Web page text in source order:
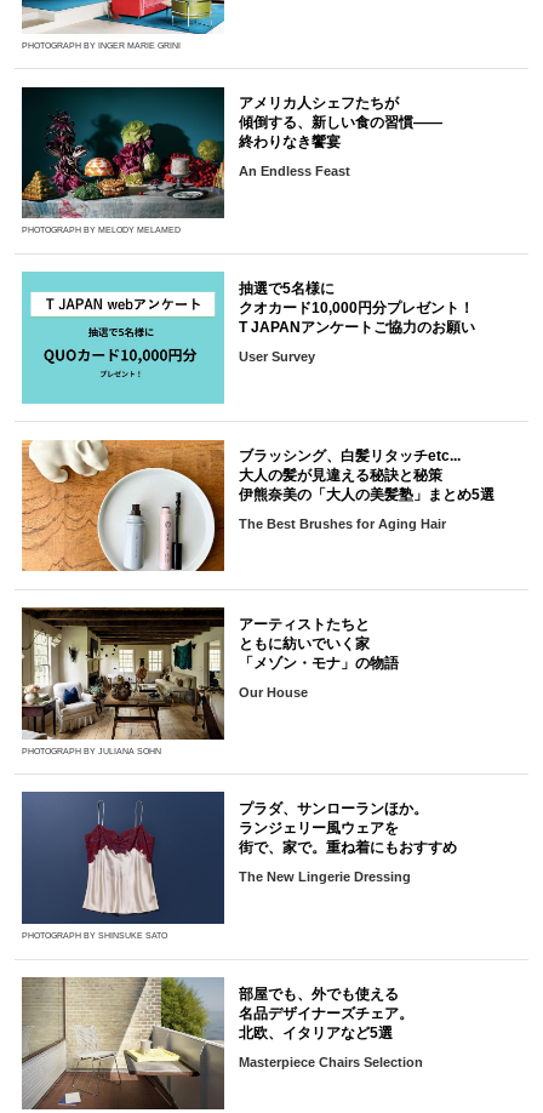
PHOTOGRAPH BY INGER MARIE GRINI
PHOTOGRAPH BY MELODY MELAMED
アメリカ人シェフたちが
傾倒する、新しい食の習慣――
終わりなき饗宴
An Endless Feast
抽選で5名様に
クオカード10,000円分プレゼント！
T JAPANアンケートご協力のお願い
User Survey
ブラッシング、白髪リタッチetc...
大人の髪が見違える秘訣と秘策
伊熊奈美の「大人の美髪塾」まとめ5選
The Best Brushes for Aging Hair
PHOTOGRAPH BY JULIANA SOHN
アーティストたちと
ともに紡いでいく家
「メゾン・モナ」の物語
Our House
PHOTOGRAPH BY SHINSUKE SATO
プラダ、サンローランほか。
ランジェリー風ウェアを
街で、家で。重ね着にもおすすめ
The New Lingerie Dressing
部屋でも、外でも使える
名品デザイナーズチェア。
北欧、イタリアなど5選
Masterpiece Chairs Selection